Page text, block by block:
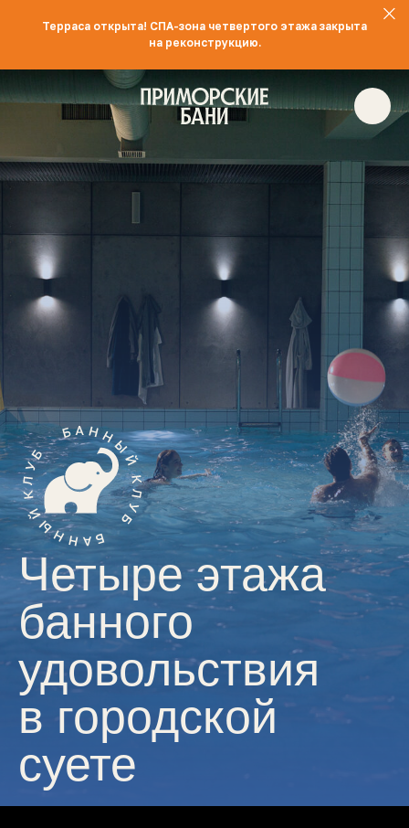
Терраса открыта! СПА-зона четвертого этажа закрыта
на реконструкцию.
740-74-64
Четыре этажа
банного
удовольствия
в городской
суете